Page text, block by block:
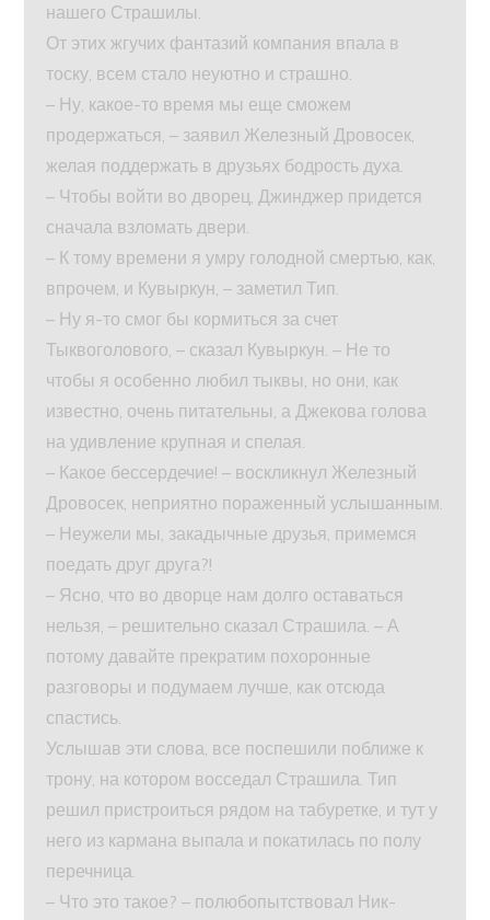
нашего Страшилы.
От этих жгучих фантазий компания впала в
тоску, всем стало неуютно и страшно.
– Ну, какое-то время мы еще сможем
продержаться, – заявил Железный Дровосек,
желая поддержать в друзьях бодрость духа.
– Чтобы войти во дворец, Джинджер придется
сначала взломать двери.
– К тому времени я умру голодной смертью, как,
впрочем, и Кувыркун, – заметил Тип.
– Ну я-то смог бы кормиться за счет
Тыквоголового, – сказал Кувыркун. – Не то
чтобы я особенно любил тыквы, но они, как
известно, очень питательны, а Джекова голова
на удивление крупная и спелая.
– Какое бессердечие! – воскликнул Железный
Дровосек, неприятно пораженный услышанным.
– Неужели мы, закадычные друзья, примемся
поедать друг друга?!
– Ясно, что во дворце нам долго оставаться
нельзя, – решительно сказал Страшила. – А
потому давайте прекратим похоронные
разговоры и подумаем лучше, как отсюда
спастись.
Услышав эти слова, все поспешили поближе к
трону, на котором восседал Страшила. Тип
решил пристроиться рядом на табуретке, и тут у
него из кармана выпала и покатилась по полу
перечница.
– Что это такое? – полюбопытствовал Ник-